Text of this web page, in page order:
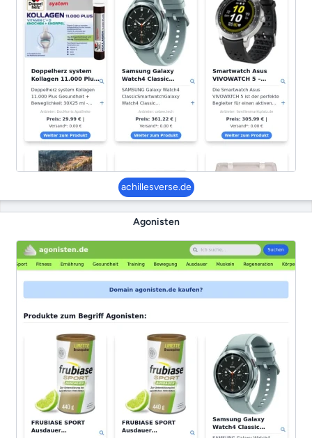
achillesverse.de
Agonisten